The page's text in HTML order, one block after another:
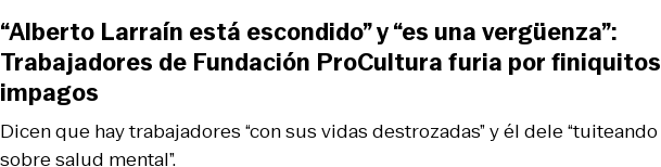
Dicen que hay trabajadores “con sus vidas destrozadas” y él dele “tuiteando
sobre salud mental”.
“Alberto Larraín está escondido” y “es una vergüenza”:
Trabajadores de Fundación ProCultura furia por finiquitos
impagos